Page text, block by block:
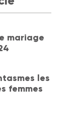
mariage
les
femmes